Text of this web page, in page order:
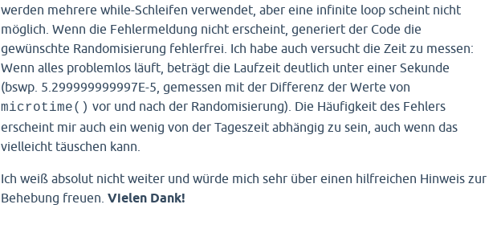
$search = FALSE; // end loop
				}
// no other lexicalisation is available
else {
// changes item number
if ($random_item_number
$random_item_number
					}
else {
// checks whether new item number
werden mehrere while-Schleifen verwendet, aber eine infinite loop scheint nicht
möglich. Wenn die Fehlermeldung nicht erscheint, generiert der Code die
gewünschte Randomisierung fehlerfrei. Ich habe auch versucht die Zeit zu messen:
Wenn alles problemlos läuft, beträgt die Laufzeit deutlich unter einer Sekunde
(bswp. 5.299999999997E-5, gemessen mit der Differenz der Werte von
microtime() vor und nach der Randomisierung). Die Häufigkeit des Fehlers
erscheint mir auch ein wenig von der Tageszeit abhängig zu sein, auch wenn das
vielleicht täuschen kann.
Ich weiß absolut nicht weiter und würde mich sehr über einen hilfreichen Hinweis zur
Behebung freuen. Vielen Dank!